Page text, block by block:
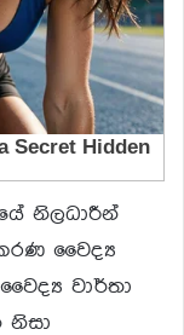
නිලධාරීන්
වෛද්‍ය
වාර්තා